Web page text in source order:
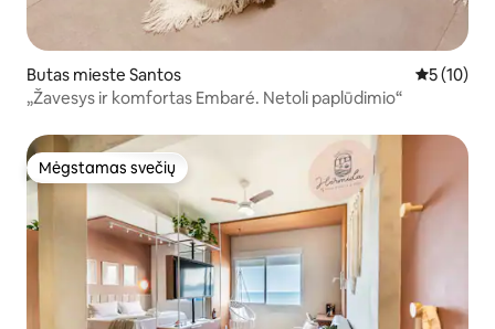
Butas mieste Santos Vidutinis
5 (10)
„Žavesys ir komfortas Embaré. Netoli paplūdimio“
Mėgstamas svečių
Mėgstamas svečių